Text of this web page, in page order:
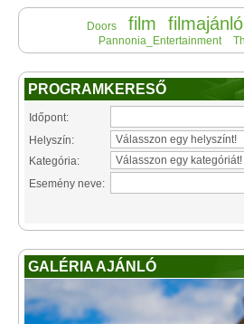
Doors film filmajánló
Pannonia_Entertainment
PROGRAMKERESŐ
Időpont:
Helyszín:
Kategória:
Esemény neve:
GALÉRIA AJÁNLÓ